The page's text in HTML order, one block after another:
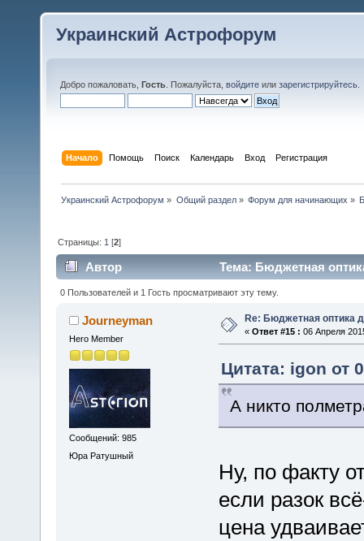
Украинский Астрофорум
Добро пожаловать, Гость . Пожалуйста, войдите или зарегистрируйтесь
Начало Помощь Поиск Календарь Вход Регистрация
Украинский Астрофорум » Общий раздел» Форум для начинающих »
Страницы: 1 [2]
Автор Тема: Бюджетная
0 Пользователей и 1 Гость просматривают эту тему.
Journeyman
Hero Member
Сообщений: 985
Юра Ратушный
Re: Бюджетная оптика
« Ответ #15 : 06 Апреля
Цитата: igon от
А никто
Ну, по факту
если разок
цена